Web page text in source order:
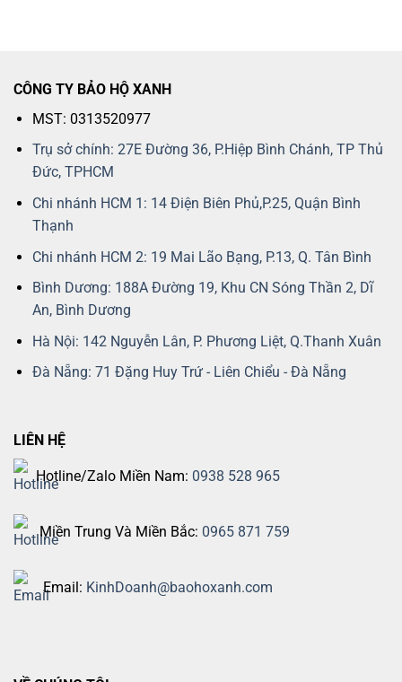
CÔNG TY BẢO HỘ XANH
MST: 0313520977
Trụ sở chính: 27E Đường 36, P.Hiệp Bình Chánh, TP Thủ
Đức, TPHCM
Chi nhánh HCM 1: 14 Điện Biên Phủ,P.25, Quận Bình
Thạnh
Chi nhánh HCM 2: 19 Mai Lão Bạng, P.13, Q. Tân Bình
Bình Dương: 188A Đường 19, Khu CN Sóng Thần 2, Dĩ
An, Bình Dương
Hà Nội: 142 Nguyễn Lân, P. Phương Liệt, Q.Thanh Xuân
Đà Nẵng: 71 Đặng Huy Trứ - Liên Chiểu - Đà Nẵng
LIÊN HỆ
Hotline/Zalo Miền Nam: 0938 528 965
Miền Trung Và Miền Bắc: 0965 871 759
Email: KinhDoanh@baohoxanh.com